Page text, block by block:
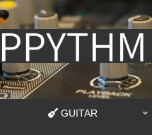
GUITAR